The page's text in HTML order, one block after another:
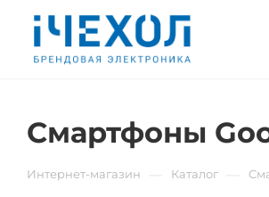
Смартфоны
Интернет-магазин Каталог